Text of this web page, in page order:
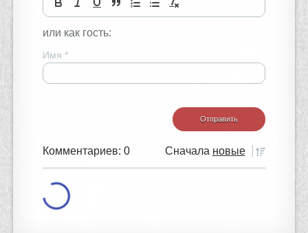
или как гость:
Имя *
Комментариев: 0 Сначала новые